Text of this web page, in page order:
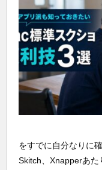
をすでに自分なりに
Skitch、Xnapperあた